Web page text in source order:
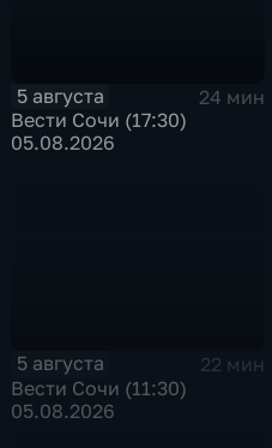
5 августа
24 мин
Вести Сочи (17:30)
05.08.2026
5 августа
22 мин
Вести Сочи (11:30)
05.08.2026